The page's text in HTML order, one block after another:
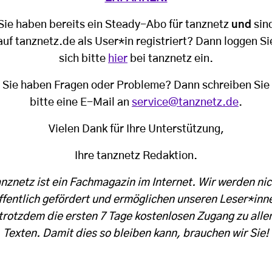
haben bereits ein Steady-Abo für tanznetz und
tanznetz.de als User*in registriert? Dann loggen
sich bitte hier bei tanznetz ein.
Sie haben Fragen oder Probleme? Dann schreiben Sie
bitte eine E-Mail an service@tanznetz.de.
Vielen Dank für Ihre Unterstützung,
Ihre tanznetz Redaktion.
ist ein Fachmagazin im Internet. Wir werden
gefördert und ermöglichen unseren
die ersten 7 Tage kostenlosen Zugang zu
Texten. Damit dies so bleiben kann, brauchen wir Sie!